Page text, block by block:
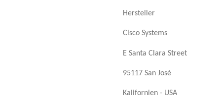
Hersteller
Cisco Systems
E Santa Clara Street
95117 San José
Kalifornien - USA